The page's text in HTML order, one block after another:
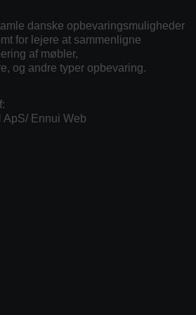
danske opbevaringsmuligheder
for lejere at sammenligne
af møbler,
og andre typer opbevaring.
ApS/ Ennui Web